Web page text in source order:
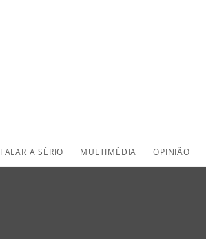
FALAR A SÉRIO MULTIMÉDIA OPINIÃO